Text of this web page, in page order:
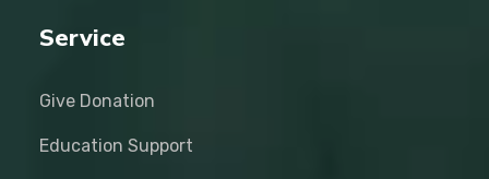
Service
Give Donation
Education Support